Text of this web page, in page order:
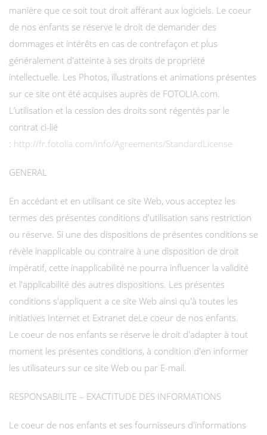
manière que ce soit tout droit afférant aux logiciels. Le coeur
de nos enfants se réserve le droit de demander des
dommages et intérêts en cas de contrefaçon et plus
généralement d'atteinte à ses droits de propriété
intellectuelle. Les Photos, illustrations et animations présentes
sur ce site ont été acquises auprès de FOTOLIA.com.
L’utilisation et la cession des droits sont régentés par le
contrat ci-lié
: http://fr.fotolia.com/Info/Agreements/StandardLicense
GENERAL
En accédant et en utilisant ce site Web, vous acceptez les
termes des présentes conditions d'utilisation sans restriction
ou réserve. Si une des dispositions de présentes conditions se
révèle inapplicable ou contraire à une disposition de droit
impératif, cette inapplicabilité ne pourra influencer la validité
et l'applicabilité des autres dispositions. Les présentes
conditions s'appliquent a ce site Web ainsi qu'à toutes les
initiatives Internet et Extranet deLe coeur de nos enfants.
Le coeur de nos enfants se réserve le droit d'adapter à tout
moment les présentes conditions, à condition d'en informer
les utilisateurs sur ce site Web ou par E-mail.
RESPONSABILITE – EXACTITUDE DES INFORMATIONS
Le coeur de nos enfants et ses fournisseurs d'informations